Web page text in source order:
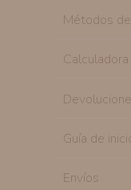
Métodos
Guía de
Envíos